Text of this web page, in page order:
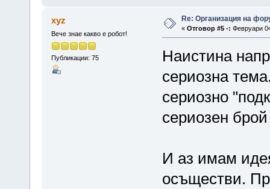
xyz
Вече знае какво е робот!
Публикации: 75
Re: Организация на
« Отговор #5 -: Февруари
Наистина
сериозна
сериозно
сериозен
И аз имам
осъществи.